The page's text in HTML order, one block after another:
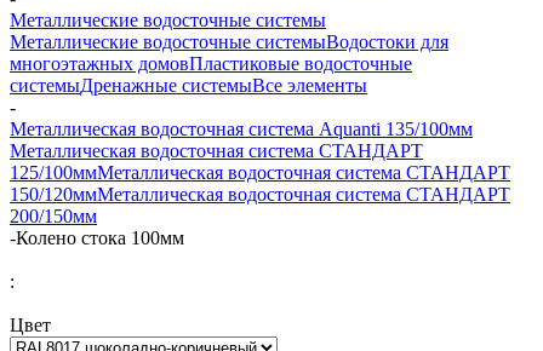
Металлические водосточные системы
Металлические водосточные системыВодостоки для
многоэтажных домовПластиковые водосточные
системыДренажные системыВсе элементы
-
Металлическая водосточная система Aquanti 135/100мм
Металлическая водосточная система СТАНДАРТ
125/100ммМеталлическая водосточная система СТАНДАРТ
150/120ммМеталлическая водосточная система СТАНДАРТ
200/150мм
-Колено стока 100мм
:
Цвет